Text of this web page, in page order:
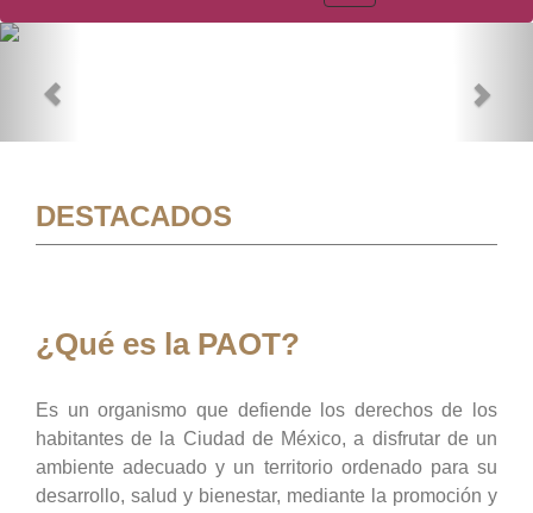
DESTACADOS
¿Qué es la PAOT?
Es un organismo que defiende los derechos de los
habitantes de la Ciudad de México, a disfrutar de un
ambiente adecuado y un territorio ordenado para su
desarrollo, salud y bienestar, mediante la promoción y